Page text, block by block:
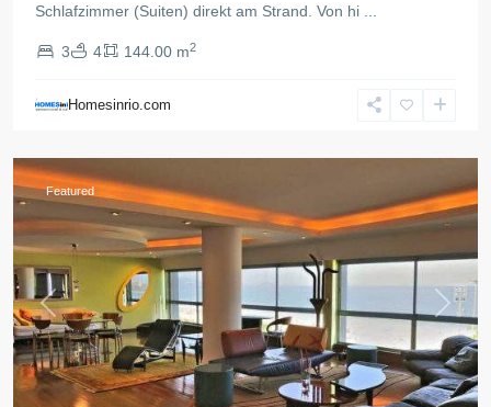
Schlafzimmer (Suiten) direkt am Strand. Von hi
3 4 144.00 m2
Homesinrio.com
Copacabana ,
de
Previous Next
Featured